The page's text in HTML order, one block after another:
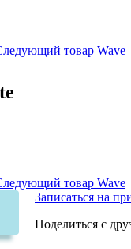
товар Wave
товар Wave
Записаться на
Поделиться с